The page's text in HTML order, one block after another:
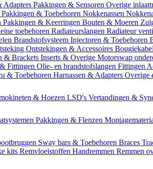
Adapters Pakkingen & Sensoren Overige
Pakkingen & Toebehoren Nokkenassen
Pakkingen & Keerringen Bouten & Moeren
toebehoren Radiateurslangen Radiateur
Brandstofsysteem Injectoren & Toebehoren
Ontstekingen & Accessoires
& Brackets Inserts & Overige Motorswap
Fittingen Olie- en brandstofslangen Fittingen
& Toebehoren Harnassen & Adapters Overige
& Hoezen LSD's Vertandingen &
Pakkingen & Flenzen
Sway bars & Toebehoren Braces
kits Remvloeistoffen Handremmen Remmen